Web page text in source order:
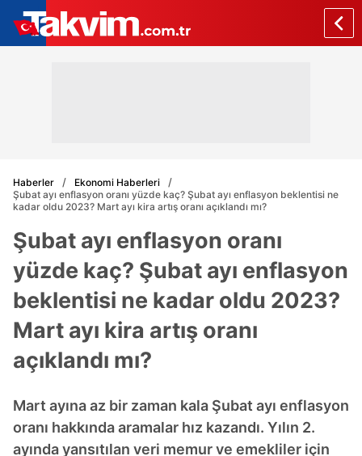
Haberler
Ekonomi Haberleri
Şubat ayı enflasyon oranı yüzde kaç? Şubat ayı enflasyon beklentisi ne
kadar oldu 2023? Mart ayı kira artış oranı açıklandı mı?
Şubat ayı enflasyon oranı
yüzde kaç? Şubat ayı enflasyon
beklentisi ne kadar oldu 2023?
Mart ayı kira artış oranı
açıklandı mı?
Mart ayına az bir zaman kala Şubat ayı enflasyon
oranı hakkında aramalar hız kazandı. Yılın 2.
ayında yansıtılan veri memur ve emekliler için